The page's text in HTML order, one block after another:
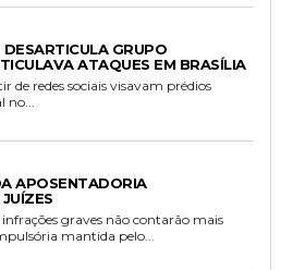
GRUPO
ATAQUES EM BRASÍLIA
de redes sociais visavam prédios
APOSENTADORIA
graves não contarão mais
mantida pelo...